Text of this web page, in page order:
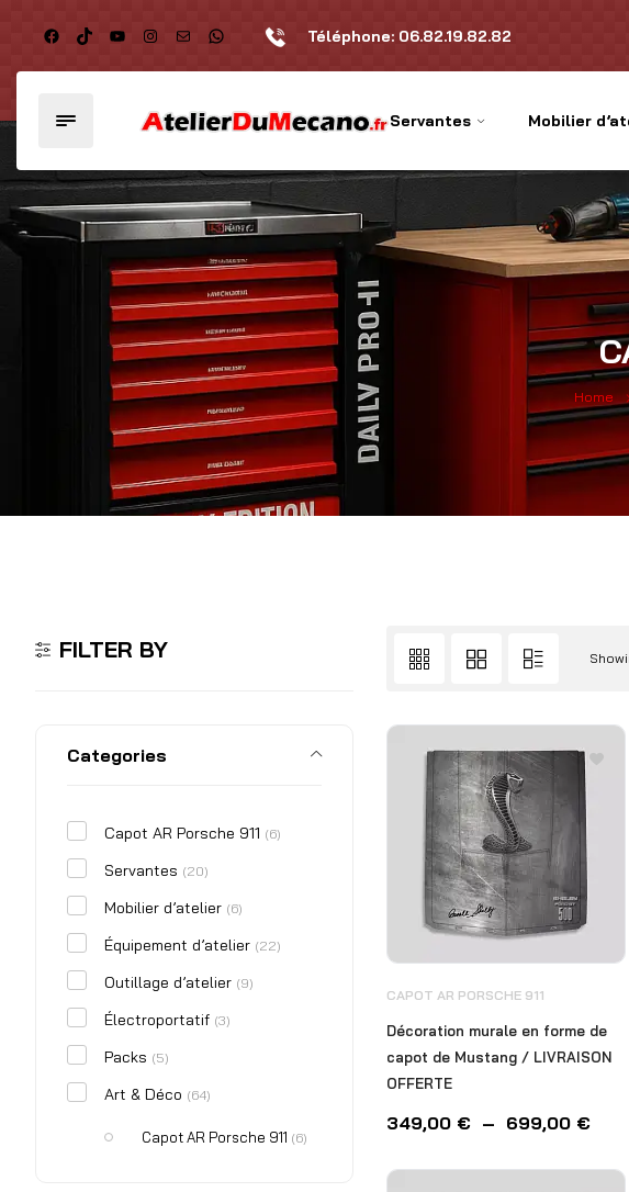
Téléphone: 06.82.19.82.82
Servantes Mobilier
Home
FILTER BY
Categories
Capot AR Porsche 911 (6)
Servantes (20)
Mobilier d’atelier (6)
Équipement d’atelier (22)
Outillage d’atelier (9)
Électroportatif (3)
Packs (5)
Art & Déco (64)
Capot AR Porsche 911 (6)
CAPOT AR PORSCHE 911
Décoration murale en forme de
capot de Mustang / LIVRAISON
OFFERTE
349,00 € – 699,00 €